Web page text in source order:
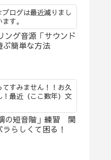
ログは最近減りまし
す。
ング音源「サウンド
ぶ簡単な方法
すみません！！お久
最近（ここ数年）文
の短音階」練習 関
らしくて困る！